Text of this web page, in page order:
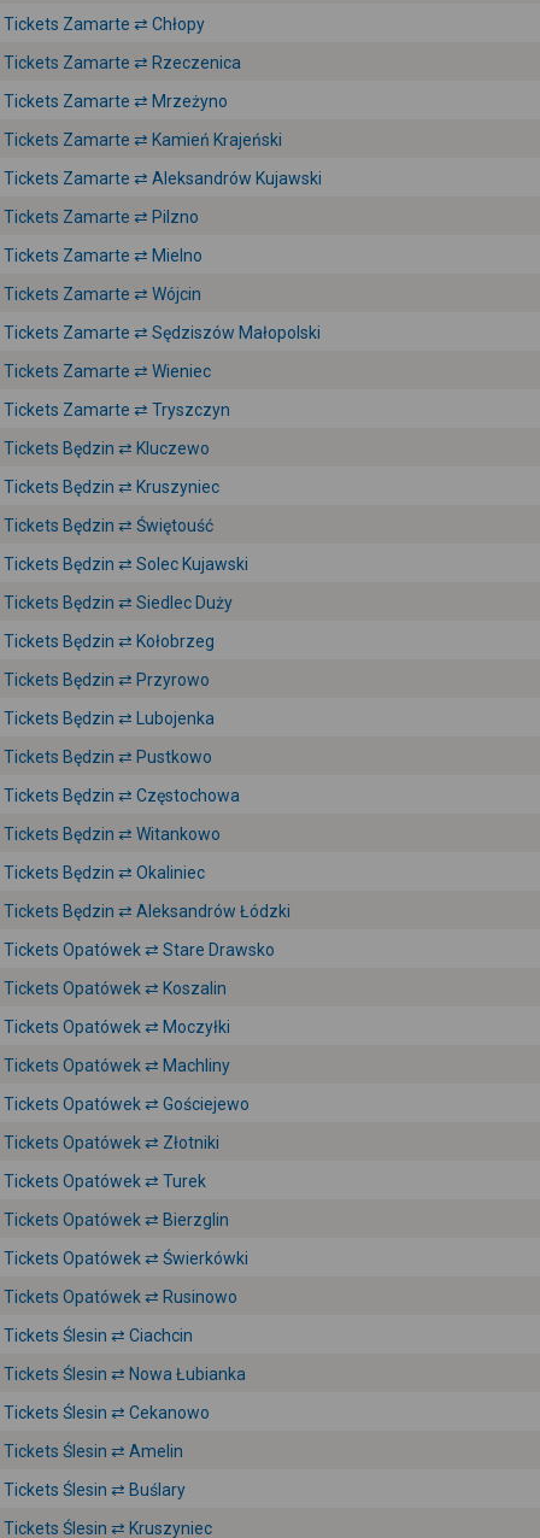
Tickets Zamarte ⇄ Chłopy
Tickets Zamarte ⇄ Rzeczenica
Tickets Zamarte ⇄ Mrzeżyno
Tickets Zamarte ⇄ Kamień Krajeński
Tickets Zamarte ⇄ Aleksandrów Kujawski
Tickets Zamarte ⇄ Pilzno
Tickets Zamarte ⇄ Mielno
Tickets Zamarte ⇄ Wójcin
Tickets Zamarte ⇄ Sędziszów Małopolski
Tickets Zamarte ⇄ Wieniec
Tickets Zamarte ⇄ Tryszczyn
Tickets Będzin ⇄ Kluczewo
Tickets Będzin ⇄ Kruszyniec
Tickets Będzin ⇄ Świętouść
Tickets Będzin ⇄ Solec Kujawski
Tickets Będzin ⇄ Siedlec Duży
Tickets Będzin ⇄ Kołobrzeg
Tickets Będzin ⇄ Przyrowo
Tickets Będzin ⇄ Lubojenka
Tickets Będzin ⇄ Pustkowo
Tickets Będzin ⇄ Częstochowa
Tickets Będzin ⇄ Witankowo
Tickets Będzin ⇄ Okaliniec
Tickets Będzin ⇄ Aleksandrów Łódzki
Tickets Opatówek ⇄ Stare Drawsko
Tickets Opatówek ⇄ Koszalin
Tickets Opatówek ⇄ Moczyłki
Tickets Opatówek ⇄ Machliny
Tickets Opatówek ⇄ Gościejewo
Tickets Opatówek ⇄ Złotniki
Tickets Opatówek ⇄ Turek
Tickets Opatówek ⇄ Bierzglin
Tickets Opatówek ⇄ Świerkówki
Tickets Opatówek ⇄ Rusinowo
Tickets Ślesin ⇄ Ciachcin
Tickets Ślesin ⇄ Nowa Łubianka
Tickets Ślesin ⇄ Cekanowo
Tickets Ślesin ⇄ Amelin
Tickets Ślesin ⇄ Buślary
Tickets Ślesin ⇄ Kruszyniec